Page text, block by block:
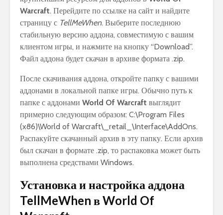
Warcraft. Перейдите по ссылке на сайт и найдите
страницу с TellMeWhen. Выберите последнюю
стабильную версию аддона, совместимую с вашим
клиентом игры, и нажмите на кнопку “Download”.
Файл аддона будет скачан в архиве формата .zip.
После скачивания аддона, откройте папку с вашими
аддонами в локальной папке игры. Обычно путь к
папке с аддонами World Of Warcraft выглядит
примерно следующим образом: C:\Program Files
(x86)\World of Warcraft\_retail_\Interface\AddOns.
Распакуйте скачанный архив в эту папку. Если архив
был скачан в формате .zip, то распаковка может быть
выполнена средствами Windows.
Установка и настройка аддона
TellMeWhen в World Of